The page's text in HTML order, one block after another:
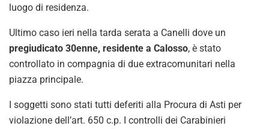
luogo di residenza.
Ultimo caso ieri nella tarda serata a Canelli dove un
pregiudicato 30enne, residente a Calosso, è stato
controllato in compagnia di due extracomunitari nella
piazza principale.
I soggetti sono stati tutti deferiti alla Procura di Asti per
violazione dell’art. 650 c.p. I controlli dei Carabinieri